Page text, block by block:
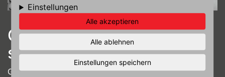
Einstellungen
Alle akzeptieren
Alle ablehnen
Einstellungen speichern
Ganzjahresreifen – für eine
sichere Fahrt
Ganzjahresreifen werden auch als Allwetterreifen